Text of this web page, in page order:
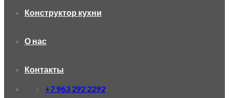
Конструктор кухни
О нас
Контакты
+7 963 292 2292